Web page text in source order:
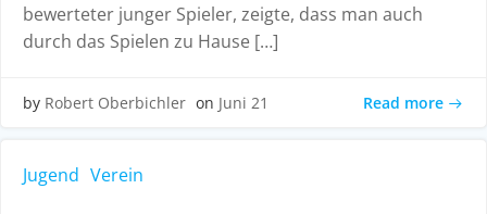
bewerteter junger Spieler, zeigte, dass man auch
durch das Spielen zu Hause […]
by Robert Oberbichler on Juni 21 Read more
Jugend Verein